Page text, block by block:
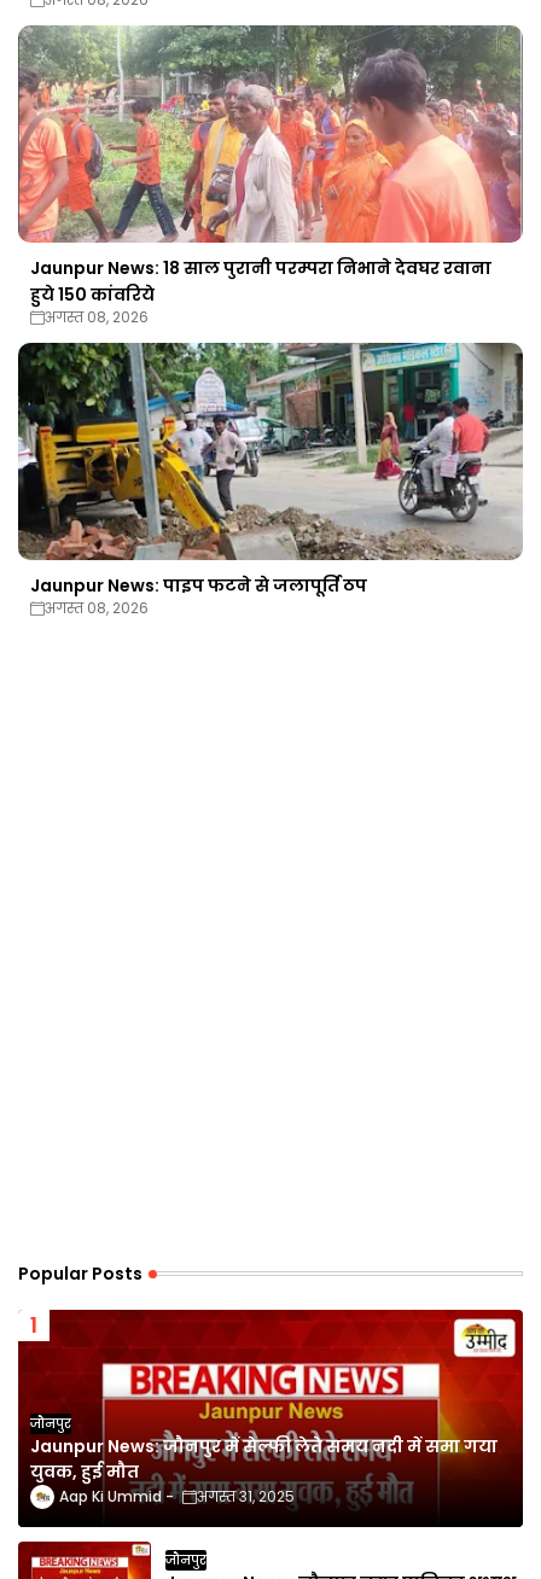
Jaunpur News: 18 साल पुरानी परम्परा निभाने देवघर रवाना
हुये 150 कांवरिये
अगस्त 08, 2026
Jaunpur News: पाइप फटने से जलापूर्ति ठप
अगस्त 08, 2026
Popular Posts
जौनपुर
Jaunpur News: जौनपुर में सेल्फी लेते समय नदी में समा गया
युवक, हुई मौत
Aap Ki Ummid अगस्त 31, 2025
जौनपुर